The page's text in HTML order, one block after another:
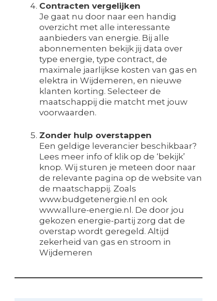
Contracten vergelijken
Je gaat nu door naar een handig
overzicht met alle interessante
aanbieders van energie. Bij alle
abonnementen bekijk jij data over
type energie, type contract, de
maximale jaarlijkse kosten van gas en
elektra in Wijdemeren, en nieuwe
klanten korting. Selecteer de
maatschappij die matcht met jouw
voorwaarden.
Zonder hulp overstappen
Een geldige leverancier beschikbaar?
Lees meer info of klik op de ‘bekijk’
knop. Wij sturen je meteen door naar
de relevante pagina op de website van
de maatschappij. Zoals
www.budgetenergie.nl en ook
www.allure-energie.nl. De door jou
gekozen energie-partij zorg dat de
overstap wordt geregeld. Altijd
zekerheid van gas en stroom in
Wijdemeren